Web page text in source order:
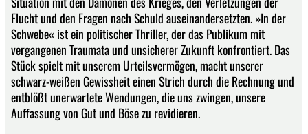
Flucht und den Fragen nach Schuld auseinandersetzten. »In der
Schwebe« ist ein politischer Thriller, der das Publikum mit
vergangenen Traumata und unsicherer Zukunft konfrontiert. Das
Stück spielt mit unserem Urteilsvermögen, macht unserer
schwarz-weißen Gewissheit einen Strich durch die Rechnung und
entblößt unerwartete Wendungen, die uns zwingen, unsere
Auffassung von Gut und Böse zu revidieren.